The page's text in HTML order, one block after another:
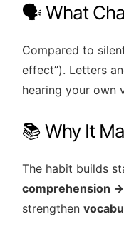
🗣️ What
Compared to
effect”). Letters
hearing your own
📚 Why It
The habit builds
comprehension
strengthen